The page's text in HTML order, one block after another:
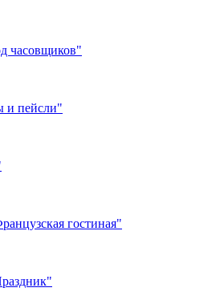
часовщиков"
и пейсли"
гостиная"